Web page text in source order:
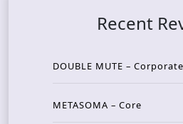
Recent
DOUBLE MUTE –
METASOMA – Core